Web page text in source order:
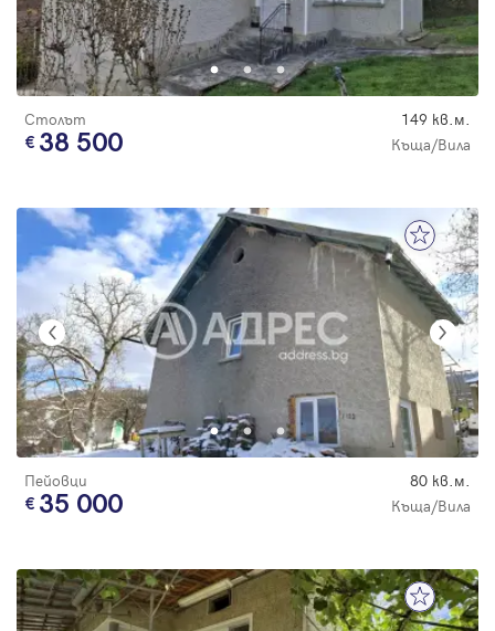
Столът 149 кв.м.
38 500 Къща/Вила
Пейовци 80 кв.м.
35 000 Къща/Вила